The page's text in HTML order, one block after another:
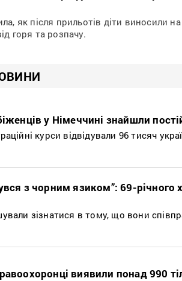
як після прильотів діти виносили
горя та розпачу.
у Німеччині знайшли
курси відвідували 96 тисяч
з чорним язиком”: 69-річного
зізнатися в тому, що вони
виявили понад 990